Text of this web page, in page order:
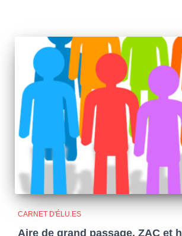
CARNET D'ÉLU.ES
Aire de grand passage, ZAC et